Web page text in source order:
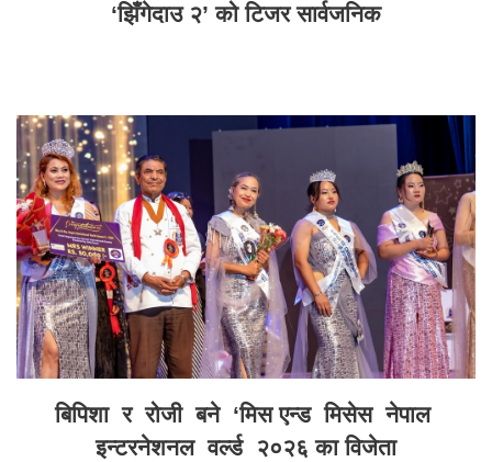
‘झिँगेदाउ २’ को टिजर सार्वजनिक
बिपिशा र रोजी बने ‘मिस एन्ड मिसेस नेपाल
इन्टरनेशनल वर्ल्ड २०२६ का विजेता